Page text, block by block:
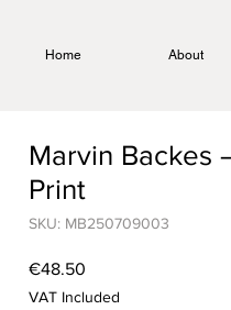
Home About
Marvin Backes
Print
SKU: MB250709003
€48.50
VAT Included